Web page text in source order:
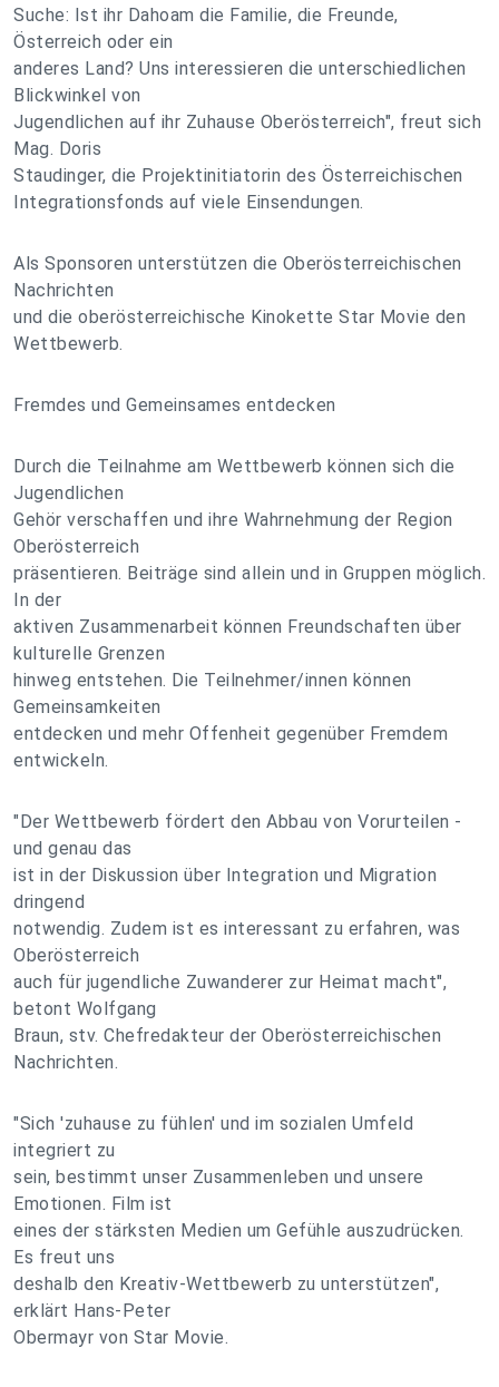
Suche: Ist ihr Dahoam die Familie, die Freunde,
Österreich oder ein
anderes Land? Uns interessieren die unterschiedlichen
Blickwinkel von
Jugendlichen auf ihr Zuhause Oberösterreich", freut sich
Mag. Doris
Staudinger, die Projektinitiatorin des Österreichischen
Integrationsfonds auf viele Einsendungen.
Als Sponsoren unterstützen die Oberösterreichischen
Nachrichten
und die oberösterreichische Kinokette Star Movie den
Wettbewerb.
Fremdes und Gemeinsames entdecken
Durch die Teilnahme am Wettbewerb können sich die
Jugendlichen
Gehör verschaffen und ihre Wahrnehmung der Region
Oberösterreich
präsentieren. Beiträge sind allein und in Gruppen möglich.
In der
aktiven Zusammenarbeit können Freundschaften über
kulturelle Grenzen
hinweg entstehen. Die Teilnehmer/innen können
Gemeinsamkeiten
entdecken und mehr Offenheit gegenüber Fremdem
entwickeln.
"Der Wettbewerb fördert den Abbau von Vorurteilen -
und genau das
ist in der Diskussion über Integration und Migration
dringend
notwendig. Zudem ist es interessant zu erfahren, was
Oberösterreich
auch für jugendliche Zuwanderer zur Heimat macht",
betont Wolfgang
Braun, stv. Chefredakteur der Oberösterreichischen
Nachrichten.
"Sich 'zuhause zu fühlen' und im sozialen Umfeld
integriert zu
sein, bestimmt unser Zusammenleben und unsere
Emotionen. Film ist
eines der stärksten Medien um Gefühle auszudrücken.
Es freut uns
deshalb den Kreativ-Wettbewerb zu unterstützen",
erklärt Hans-Peter
Obermayr von Star Movie.